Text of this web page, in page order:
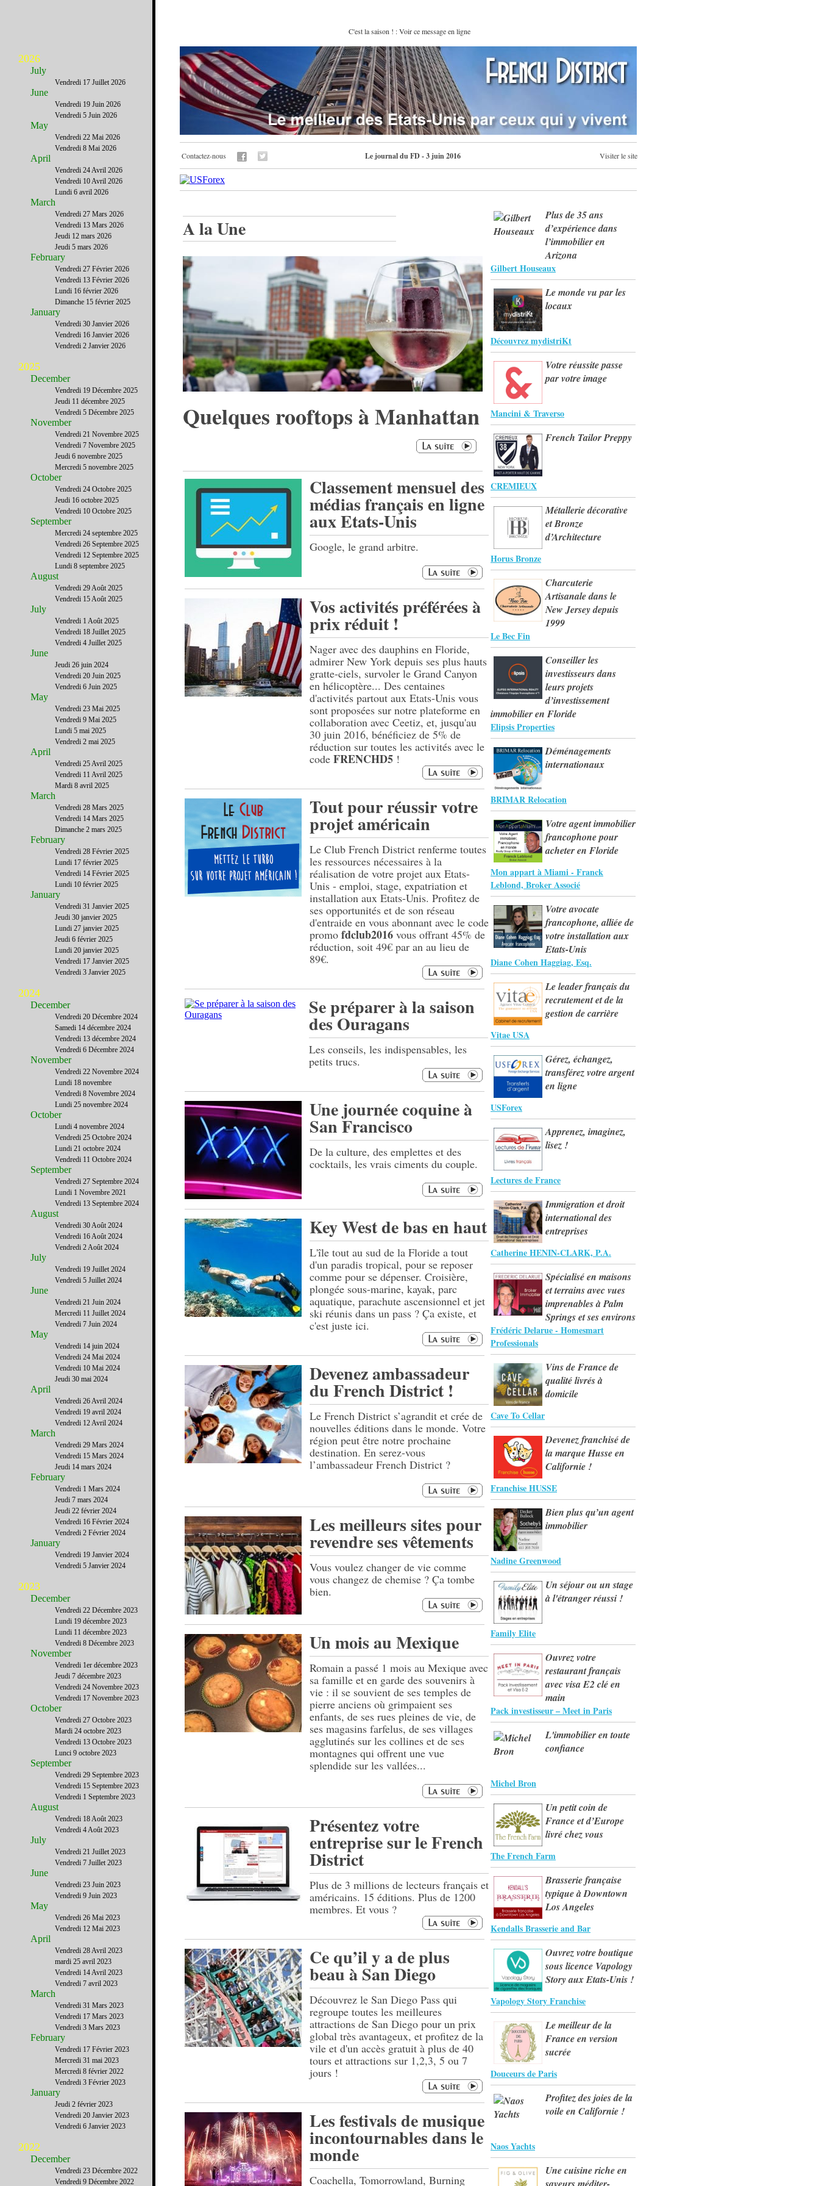
C'est la saison ! : Voir ce message en ligne
Contactez-nous Le journal du FD - 3 juin 2016 Visiter le site
A la Une
Quelques rooftops à Manhattan
Classement mensuel des
médias français en ligne
aux Etats-Unis
Google, le grand arbitre.
Vos activités préférées à
prix réduit !
Nager avec des dauphins en Floride,
admirer New York depuis ses plus hauts
gratte-ciels, survoler le Grand Canyon
en hélicoptère... Des centaines
d'activités partout aux Etats-Unis vous
sont proposées sur notre plateforme en
collaboration avec Ceetiz, et, jusqu'au
30 juin 2016, bénéficiez de 5% de
réduction sur toutes les activités avec le
code FRENCHD5 !
Tout pour réussir votre
projet américain
Le Club French District renferme toutes
les ressources nécessaires à la
réalisation de votre projet aux Etats-
Unis - emploi, stage, expatriation et
installation aux Etats-Unis. Profitez de
ses opportunités et de son réseau
d'entraide en vous abonnant avec le code
promo fdclub2016 vous offrant 45% de
réduction, soit 49€ par an au lieu de
89€.
Se préparer à la saison
des Ouragans
Les conseils, les indispensables, les
petits trucs.
Une journée coquine à
San Francisco
De la culture, des emplettes et des
cocktails, les vrais ciments du couple.
Key West de bas en haut
L'île tout au sud de la Floride a tout
d'un paradis tropical, pour se reposer
comme pour se dépenser. Croisière,
plongée sous-marine, kayak, parc
aquatique, parachute ascensionnel et jet
ski réunis dans un pass ? Ça existe, et
c'est juste ici.
Devenez ambassadeur
du French District !
Le French District s’agrandit et crée de
nouvelles éditions dans le monde. Votre
région peut être notre prochaine
destination. En serez-vous
l’ambassadeur French District ?
Les meilleurs sites pour
revendre ses vêtements
Vous voulez changer de vie comme
vous changez de chemise ? Ça tombe
bien.
Un mois au Mexique
Romain a passé 1 mois au Mexique avec
sa famille et en garde des souvenirs à
vie : il se souvient de ses temples de
pierre anciens où grimpaient ses
enfants, de ses rues pleines de vie, de
ses magasins farfelus, de ses villages
agglutinés sur les collines et de ses
montagnes qui offrent une vue
splendide sur les vallées...
Présentez votre
entreprise sur le French
District
Plus de 3 millions de lecteurs français et
américains. 15 éditions. Plus de 1200
membres. Et vous ?
Ce qu’il y a de plus
beau à San Diego
Découvrez le San Diego Pass qui
regroupe toutes les meilleures
attractions de San Diego pour un prix
global très avantageux, et profitez de la
vile et d'un accès gratuit à plus de 40
tours et attractions sur 1,2,3, 5 ou 7
jours !
Les festivals de musique
incontournables dans le
monde
Coachella, Tomorrowland, Burning
Plus de 35 ans
d’expérience dans
l’immobilier en
Arizona
Gilbert Houseaux
Le monde vu par les
locaux
Découvrez mydistriKt
Votre réussite passe
par votre image
Mancini & Traverso
French Tailor Preppy
CREMIEUX
Métallerie décorative
et Bronze
d’Architecture
Horus Bronze
Charcuterie
Artisanale dans le
New Jersey depuis
1999
Le Bec Fin
Conseiller les
investisseurs dans
leurs projets
d’investissement
immobilier en Floride
Elipsis Properties
Déménagements
internationaux
BRIMAR Relocation
Votre agent immobilier
francophone pour
acheter en Floride
Mon appart à Miami - Franck
Leblond, Broker Associé
Votre avocate
francophone, alliée de
votre installation aux
Etats-Unis
Diane Cohen Haggiag, Esq.
Le leader français du
recrutement et de la
gestion de carrière
Vitae USA
Gérez, échangez,
transférez votre argent
en ligne
USForex
Apprenez, imaginez,
lisez !
Lectures de France
Immigration et droit
international des
entreprises
Catherine HENIN-CLARK, P.A.
Spécialisé en maisons
et terrains avec vues
imprenables à Palm
Springs et ses environs
Frédéric Delarue - Homesmart
Professionals
Vins de France de
qualité livrés à
domicile
Cave To Cellar
Devenez franchisé de
la marque Husse en
Californie !
Franchise HUSSE
Bien plus qu’un agent
immobilier
Nadine Greenwood
Un séjour ou un stage
à l'étranger réussi !
Family Elite
Ouvrez votre
restaurant français
avec visa E2 clé en
main
Pack investisseur – Meet in Paris
L'immobilier en toute
confiance
Michel Bron
Un petit coin de
France et d’Europe
livré chez vous
The French Farm
Brasserie française
typique à Downtown
Los Angeles
Kendalls Brasserie and Bar
Ouvrez votre boutique
sous licence Vapology
Story aux Etats-Unis !
Vapology Story Franchise
Le meilleur de la
France en version
sucrée
Douceurs de Paris
Profitez des joies de la
voile en Californie !
Naos Yachts
Une cuisine riche en
2026
July
Vendredi 17 Juillet 2026
June
Vendredi 19 Juin 2026
Vendredi 5 Juin 2026
May
Vendredi 22 Mai 2026
Vendredi 8 Mai 2026
April
Vendredi 24 Avril 2026
Vendredi 10 Avril 2026
Lundi 6 avril 2026
March
Vendredi 27 Mars 2026
Vendredi 13 Mars 2026
Jeudi 12 mars 2026
Jeudi 5 mars 2026
February
Vendredi 27 Février 2026
Vendredi 13 Février 2026
Lundi 16 février 2026
Dimanche 15 février 2025
January
Vendredi 30 Janvier 2026
Vendredi 16 Janvier 2026
Vendredi 2 Janvier 2026
2025
December
Vendredi 19 Décembre 2025
Jeudi 11 décembre 2025
Vendredi 5 Décembre 2025
November
Vendredi 21 Novembre 2025
Vendredi 7 Novembre 2025
Jeudi 6 novembre 2025
Mercredi 5 novembre 2025
October
Vendredi 24 Octobre 2025
Jeudi 16 octobre 2025
Vendredi 10 Octobre 2025
September
Mercredi 24 septembre 2025
Vendredi 26 Septembre 2025
Vendredi 12 Septembre 2025
Lundi 8 septembre 2025
August
Vendredi 29 Août 2025
Vendredi 15 Août 2025
July
Vendredi 1 Août 2025
Vendredi 18 Juillet 2025
Vendredi 4 Juillet 2025
June
Jeudi 26 juin 2024
Vendredi 20 Juin 2025
Vendredi 6 Juin 2025
May
Vendredi 23 Mai 2025
Vendredi 9 Mai 2025
Lundi 5 mai 2025
Vendredi 2 mai 2025
April
Vendredi 25 Avril 2025
Vendredi 11 Avril 2025
Mardi 8 avril 2025
March
Vendredi 28 Mars 2025
Vendredi 14 Mars 2025
Dimanche 2 mars 2025
February
Vendredi 28 Février 2025
Lundi 17 février 2025
Vendredi 14 Février 2025
Lundi 10 février 2025
January
Vendredi 31 Janvier 2025
Jeudi 30 janvier 2025
Lundi 27 janvier 2025
Jeudi 6 février 2025
Lundi 20 janvier 2025
Vendredi 17 Janvier 2025
Vendredi 3 Janvier 2025
2024
December
Vendredi 20 Décembre 2024
Samedi 14 décembre 2024
Vendredi 13 décembre 2024
Vendredi 6 Décembre 2024
November
Vendredi 22 Novembre 2024
Lundi 18 novembre
Vendredi 8 Novembre 2024
Lundi 25 novembre 2024
October
Lundi 4 novembre 2024
Vendredi 25 Octobre 2024
Lundi 21 octobre 2024
Vendredi 11 Octobre 2024
September
Vendredi 27 Septembre 2024
Lundi 1 Novembre 2021
Vendredi 13 Septembre 2024
August
Vendredi 30 Août 2024
Vendredi 16 Août 2024
Vendredi 2 Août 2024
July
Vendredi 19 Juillet 2024
Vendredi 5 Juillet 2024
June
Vendredi 21 Juin 2024
Mercredi 11 Juillet 2024
Vendredi 7 Juin 2024
May
Vendredi 14 juin 2024
Vendredi 24 Mai 2024
Vendredi 10 Mai 2024
Jeudi 30 mai 2024
April
Vendredi 26 Avril 2024
Vendredi 19 avril 2024
Vendredi 12 Avril 2024
March
Vendredi 29 Mars 2024
Vendredi 15 Mars 2024
Jeudi 14 mars 2024
February
Vendredi 1 Mars 2024
Jeudi 7 mars 2024
Jeudi 22 février 2024
Vendredi 16 Février 2024
Vendredi 2 Février 2024
January
Vendredi 19 Janvier 2024
Vendredi 5 Janvier 2024
2023
December
Vendredi 22 Décembre 2023
Lundi 19 décembre 2023
Lundi 11 décembre 2023
Vendredi 8 Décembre 2023
November
Vendredi 1er décembre 2023
Jeudi 7 décembre 2023
Vendredi 24 Novembre 2023
Vendredi 17 Novembre 2023
October
Vendredi 27 Octobre 2023
Mardi 24 octobre 2023
Vendredi 13 Octobre 2023
Lunci 9 octobre 2023
September
Vendredi 29 Septembre 2023
Vendredi 15 Septembre 2023
Vendredi 1 Septembre 2023
August
Vendredi 18 Août 2023
Vendredi 4 Août 2023
July
Vendredi 21 Juillet 2023
Vendredi 7 Juillet 2023
June
Vendredi 23 Juin 2023
Vendredi 9 Juin 2023
May
Vendredi 26 Mai 2023
Vendredi 12 Mai 2023
April
Vendredi 28 Avril 2023
mardi 25 avril 2023
Vendredi 14 Avril 2023
Vendredi 7 avril 2023
March
Vendredi 31 Mars 2023
Vendredi 17 Mars 2023
Vendredi 3 Mars 2023
February
Vendredi 17 Février 2023
Mercredi 31 mai 2023
Mercredi 8 février 2022
Vendredi 3 Février 2023
January
Jeudi 2 février 2023
Vendredi 20 Janvier 2023
Vendredi 6 Janvier 2023
2022
December
Vendredi 23 Décembre 2022
Vendredi 9 Décembre 2022